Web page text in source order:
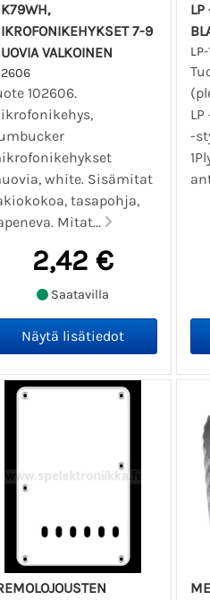
7-9
VALKOINEN
102606.
white. Sisämitat
tasapohja,
Mitat...
2,42 €
Saatavilla
LP
-